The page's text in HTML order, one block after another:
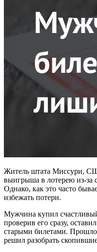
Житель штата Миссури,
выигрыша в лотерею из-за
Однако, как это часто
избежать потери.
Мужчина купил
проверив его сразу,
старыми билетами. Прошло
решил разобрать